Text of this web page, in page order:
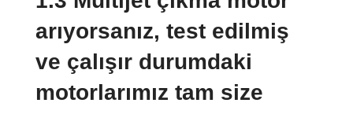
arıyorsanız, test edilmiş
ve çalışır durumdaki
motorlarımız tam size